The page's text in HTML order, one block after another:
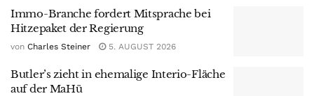
Immo-Branche fordert Mitsprache bei
Hitzepaket der Regierung
von Charles Steiner 5. AUGUST 2026
Butler’s zieht in ehemalige Interio-Fläche
auf der MaHü